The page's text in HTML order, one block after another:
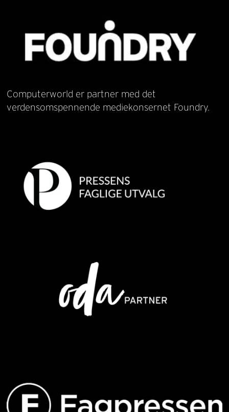
Computerworld er partner med det
verdensomspennende mediekonsernet Foundry.